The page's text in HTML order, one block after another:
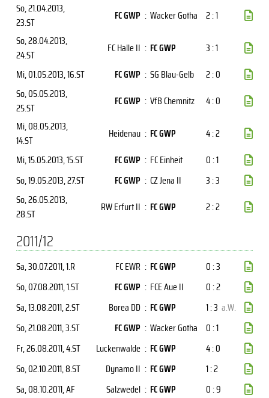
So, 21.04.2013,
23.ST
FC GWP : Wacker Gotha 2 : 1
So, 28.04.2013,
24.ST
FC Halle II : FC GWP
3 : 1
Mi, 01.05.2013, 16.ST FC GWP : SG Blau-Gelb
2 : 0
So, 05.05.2013,
25.ST
FC GWP : VfB Chemnitz
4 : 0
Mi, 08.05.2013,
14.ST
Heidenau : FC GWP
4 : 2
Mi, 15.05.2013, 15.ST FC GWP : FC Einheit
0 : 1
So, 19.05.2013, 27.ST FC GWP : CZ Jena II
3 : 3
So, 26.05.2013,
28.ST
RW Erfurt II : FC GWP 2 : 2
2011/12
Sa, 30.07.2011, 1.R FC EWR : FC GWP
0 : 3
So, 07.08.2011, 1.ST FC GWP : FCE Aue II
0 : 2
Sa, 13.08.2011, 2.ST Borea DD : FC GWP 1 : 3 a.W.
So, 21.08.2011, 3.ST FC GWP : Wacker Gotha 0 : 1
Fr, 26.08.2011, 4.ST Luckenwalde : FC GWP
4 : 0
So, 02.10.2011, 8.ST Dynamo II : FC GWP
1 : 2
Sa, 08.10.2011, AF Salzwedel : FC GWP
0 : 9